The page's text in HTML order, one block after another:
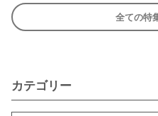
全ての特
カテゴリー